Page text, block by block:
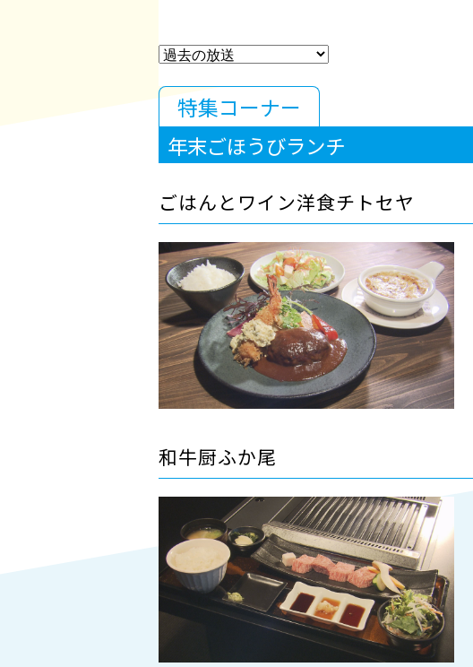
特集コーナー
年末ごほうびランチ
ごはんとワイン洋食チトセヤ
和牛厨ふか尾